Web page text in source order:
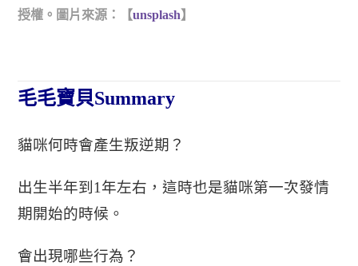
授權。圖片來源：【unsplash】
毛毛寶貝Summary
貓咪何時會產生叛逆期？
出生半年到 1 年左右 ，這時也是貓咪第一次發情
期開始的時候。
會出現哪些行為？